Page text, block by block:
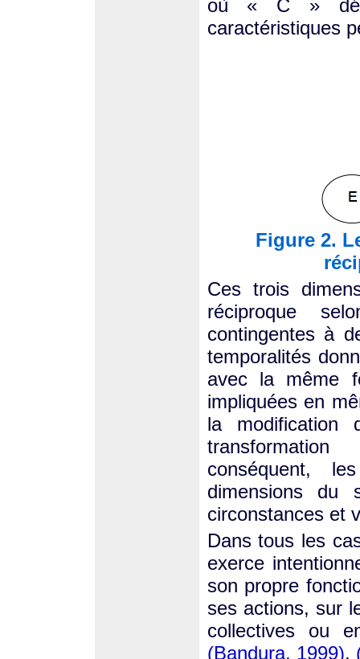
où « C »
caractéristiques
Figure 2.
Ces trois
réciproque
contingentes à
temporalités
avec la même
impliquées en
la modification
conséquent,
dimensions du
circonstances et
Dans tous les
exerce
son propre
ses actions, sur
collectives ou
(Bandura, 1999),